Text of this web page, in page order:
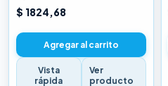
$ 1824,68
Agregar al carrito
Vista
rápida
Ver
producto